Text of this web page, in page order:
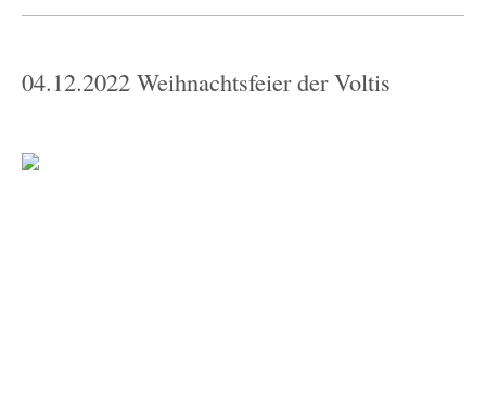
04.12.2022 Weihnachtsfeier der Voltis